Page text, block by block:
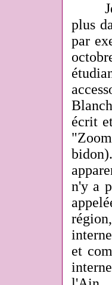
Je
plus
par
écrit
n'y a
et